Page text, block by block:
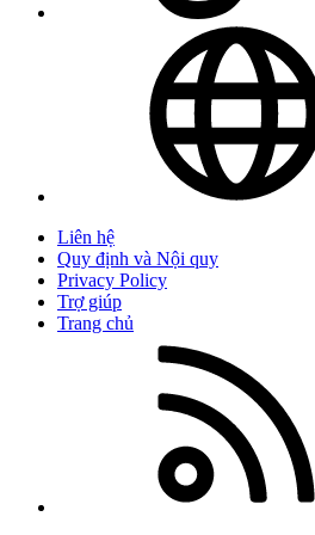
Liên hệ
Quy định và Nội quy
Privacy Policy
Trợ giúp
Trang chủ